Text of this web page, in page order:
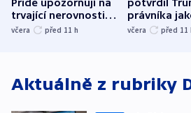
Pride upozorňují na
trvající nerovnosti i
společenskou
včera před 11 h
potvrdil
právníka
ministra
včera před 11
Aktuálně z rubriky